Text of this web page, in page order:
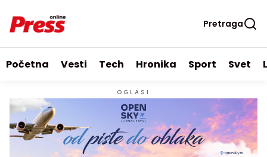
Pretraga
Početna Vesti Tech Hronika Sport Svet
OGLASI